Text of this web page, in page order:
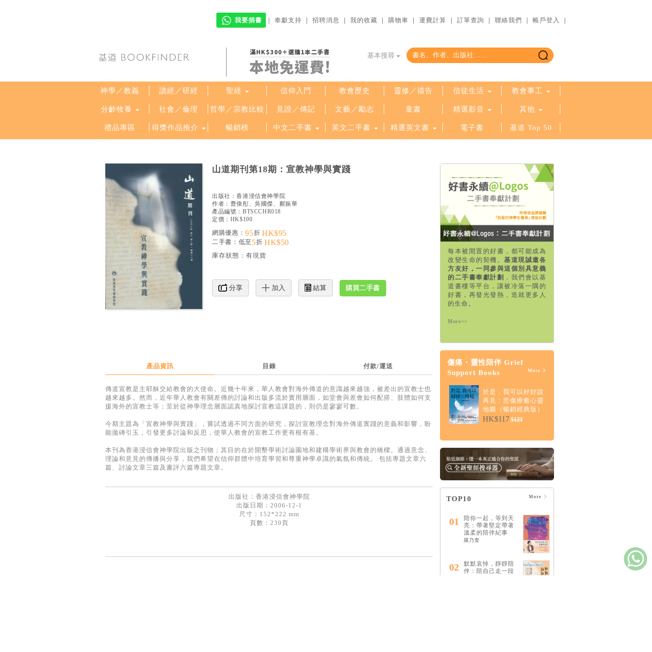
我要捐書 ｜ 奉獻支持 ｜ 招聘消息 ｜ 我的收藏 ｜ 購物車 ｜ 運費計算 ｜ 訂單查詢 ｜ 聯絡我們 ｜ 帳戶登入 ｜
滿HK$300＋選購1本二手書
本地免運費!
基本搜尋
神學／教義 讀經／研經 聖經 信仰入門 教會歷史 靈修／禱告 信徒生活 教會事工
分齡牧養 社會／倫理 哲學／宗教比較 見證／傳記 文藝／勵志 童書 精選影音 其他
禮品專區 得獎作品推介 暢銷榜 中文二手書 英文二手書 精選英文書 電子書 基道 Top 50
山道期刊第18期：宣教神學與實踐
出版社：香港浸信會神學院
作者： 曹偉彤、吳國傑、鄺振華
產品編號： BTSCCHR018
定價：HK$100
網購優惠：95折 HK$95
二手書：低至 5折 HK$50
庫存狀態： 有現貨
分享 加入 結算 購買二手書
產品資訊 目錄 付款/運送
傳道宣教是主耶穌交給教會的大使命。近幾十年來，華人教會對海外傳道的意識越來越強，被差出的宣教士也
越來越多。然而，近年華人教會有關差傳的討論和出版多流於實用層面，如堂會與差會如何配搭、肢體如何支
援海外的宣教士等；至於從神學理念層面認真地探討宣教這課題的，則仍是寥寥可數。
今期主題為「宣教神學與實踐」，嘗試透過不同方面的研究，探討宣教理念對海外傳道實踐的意義和影響，盼
能拋磚引玉，引發更多討論和反思，使華人教會的宣教工作更有根有基。
本刊為香港浸信會神學院出版之刊物；其目的在於開墾學術討論園地和建構學術界與教會的橋樑。通過意念、
理論和意見的傳播與分享，我們希望在信仰群體中培育學習和尊重神學卓識的氣氛和傳統。 包括專題文章六
篇、討論文章三篇及書評六篇專題文章。
出版社： 香港浸信會神學院
出版日期：2006-12-1
尺寸：152*222 mm
頁數：239頁
每本被閒置的好書，都可能成為
改變生命的契機。基道現誠邀各
方友好，一同參與這個別具意義
的二手書奉獻計劃 ，我們會以基
道書樓等平台，讓被冷落一隅的
好書，再發光發熱，造就更多人
的生命。
More>>
傷痛・靈性陪伴 Grief
Support Books
More
於是，我可以好好說
再見：悲傷療癒心靈
地圖（暢銷經典版）
HK$117 $123
TOP10 More
01
陪你一起，等到天
亮：帶著堅定帶著
溫柔的陪伴紀事
羅乃萱
02
默默哀悼，靜靜陪
伴：陪自己走一段